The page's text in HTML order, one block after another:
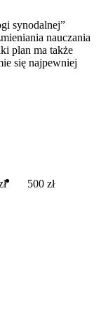
synodalnej”
nauczania
plan ma także
się najpewniej
500 zł